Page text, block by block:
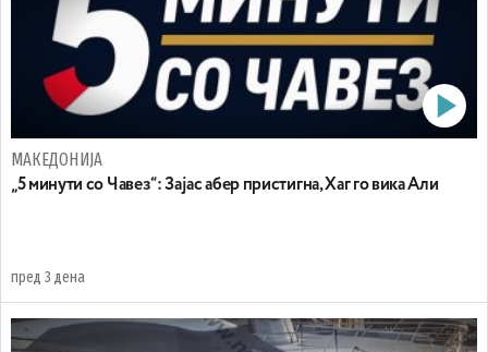
МАКЕДОНИЈА
„5 минути со Чавез“: Зајас абер пристигна, Хаг го вика Али
пред 3 дена